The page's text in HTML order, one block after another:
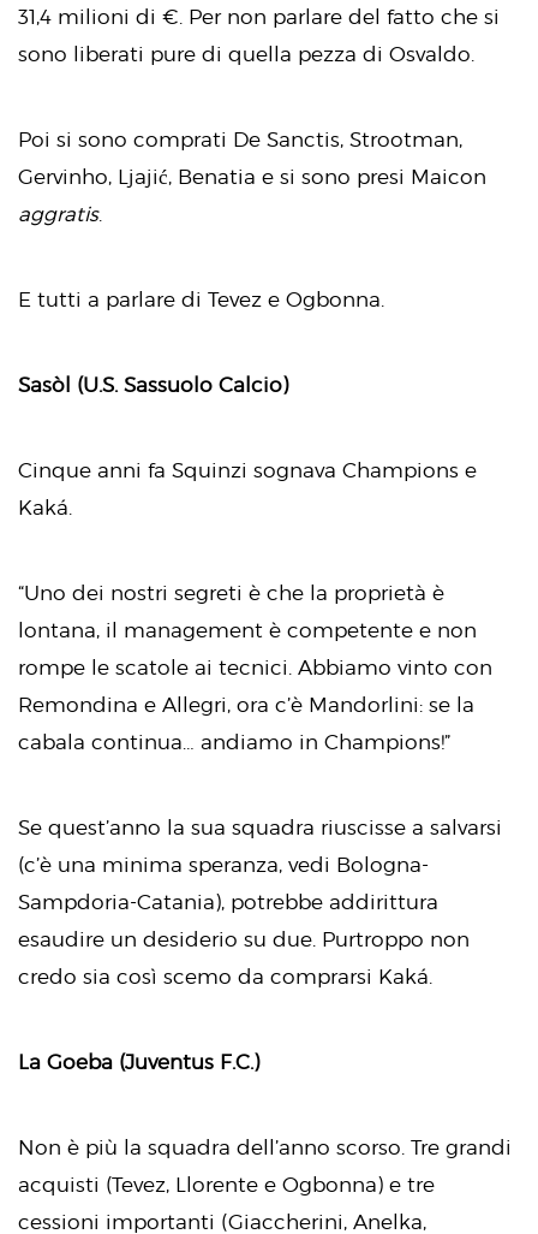
31,4 milioni di €. Per non parlare del fatto che si
sono liberati pure di quella pezza di Osvaldo.
Poi si sono comprati De Sanctis, Strootman,
Gervinho, Ljajić, Benatia e si sono presi Maicon
aggratis.
E tutti a parlare di Tevez e Ogbonna.
Sasòl (U.S. Sassuolo Calcio)
Cinque anni fa Squinzi sognava Champions e
Kaká.
“Uno dei nostri segreti è che la proprietà è
lontana, il management è competente e non
rompe le scatole ai tecnici. Abbiamo vinto con
Remondina e Allegri, ora c’è Mandorlini: se la
cabala continua… andiamo in Champions!”
Se quest’anno la sua squadra riuscisse a salvarsi
(c’è una minima speranza, vedi Bologna-
Sampdoria-Catania), potrebbe addirittura
esaudire un desiderio su due. Purtroppo non
credo sia così scemo da comprarsi Kaká.
La Goeba (Juventus F.C.)
Non è più la squadra dell’anno scorso. Tre grandi
acquisti (Tevez, Llorente e Ogbonna) e tre
cessioni importanti (Giaccherini, Anelka,